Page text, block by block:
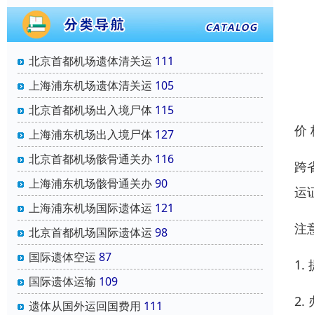
北京首都机场遗体清关运 111
上海浦东机场遗体清关运 105
北京首都机场出入境尸体 115
上海浦东机场出入境尸体 127
北京首都机场骸骨通关办 116
上海浦东机场骸骨通关办90
上海浦东机场国际遗体运 121
北京首都机场国际遗体运 98
国际遗体空运 87
国际遗体运输 109
遗体从国外运回国费用 111
价
跨
运
注
1.
2.